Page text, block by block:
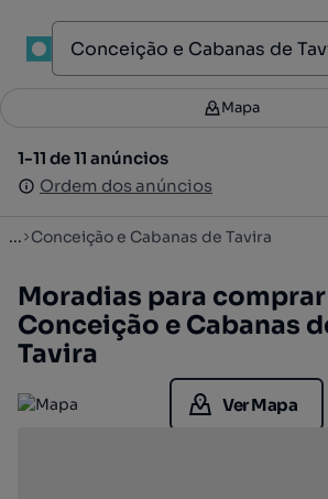
Filtros 3
1-11 de 11 anúncios
Ordem dos anúncios
Mapa
1-11 de 11 anúncios
Ordem dos anúncios
... Conceição e Cabanas de Tavira
Moradias para
Conceição e Cabanas
Tavira
Ver Mapa